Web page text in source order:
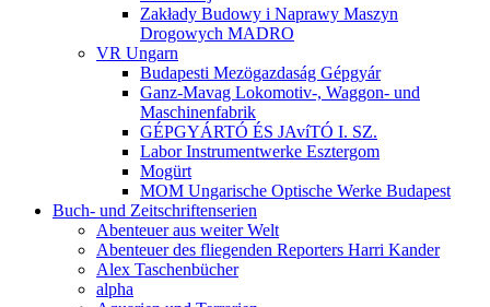
Zakłady Budowy i Naprawy Maszyn
Drogowych MADRO
VR Ungarn
Budapesti Mezögazdaság Gépgyár
Ganz-Mavag Lokomotiv-, Waggon- und
Maschinenfabrik
GÉPGYÁRTÓ ÉS JAvíTÓ I. SZ.
Labor Instrumentwerke Esztergom
Mogürt
MOM Ungarische Optische Werke Budapest
Buch- und Zeitschriftenserien
Abenteuer aus weiter Welt
Abenteuer des fliegenden Reporters Harri Kander
Alex Taschenbücher
alpha